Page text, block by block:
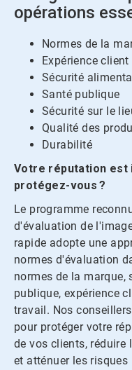
opérations
Normes de la
Expérience client
Sécurité
Santé publique
Sécurité sur le
Qualité des
Durabilité
Votre réputation est
protégez-vous ?
Le programme
d'évaluation de
rapide adopte une
normes d'évaluation
normes de la marque,
publique, expérience
travail. Nos
pour protéger votre
de vos clients, réduire
et atténuer les